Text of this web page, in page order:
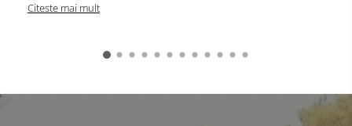
Citeste mai mult